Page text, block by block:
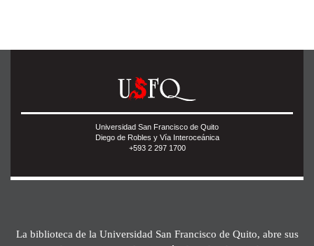
Universidad San Francisco de Quito
Diego de Robles y Vía Interoceánica
+593 2 297 1700
La biblioteca de la Universidad San Francisco de Quito, abre sus